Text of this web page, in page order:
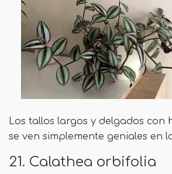
Los tallos largos y delgados con
se ven simplemente geniales en
21. Calathea orbifolia